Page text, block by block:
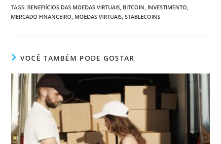
TAGS: BENEFIÍCIOS DAS MOEDAS VIRTUAIS BITCOIN INVESTIMENTO
MERCADO FINANCEIRO MOEDAS VIRTUAIS STABLECOINS
VOCÊ TAMBÉM PODE GOSTAR